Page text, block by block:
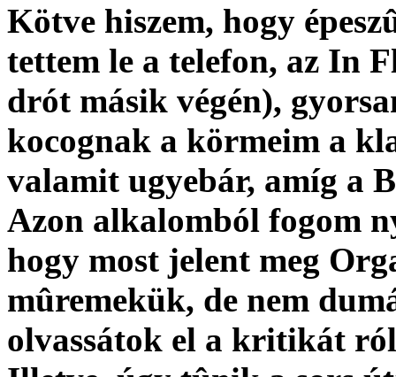
Kötve hiszem, hogy
tettem le a telefon, az In
drót másik végén),
kocognak a körmeim a
valamit ugyebár, amíg a
Azon alkalomból fogom
hogy most jelent meg
mûremekük, de nem
olvassátok el a kritikát